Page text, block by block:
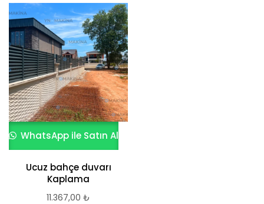
WhatsApp ile Satın Al
Ucuz bahçe duvarı
Kaplama
11.367,00 ₺